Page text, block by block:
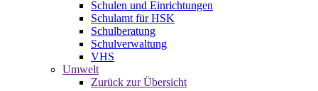
Schulen und Einrichtungen
Schulamt für HSK
Schulberatung
Schulverwaltung
VHS
Umwelt
Zurück zur Übersicht